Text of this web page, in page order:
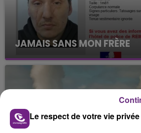
JAMAIS SANS MON FRÈRE
Julien Fourel n'a plus donné
mois. Sa sœur poursuit ses
retrouver.
Le respect de votre vie